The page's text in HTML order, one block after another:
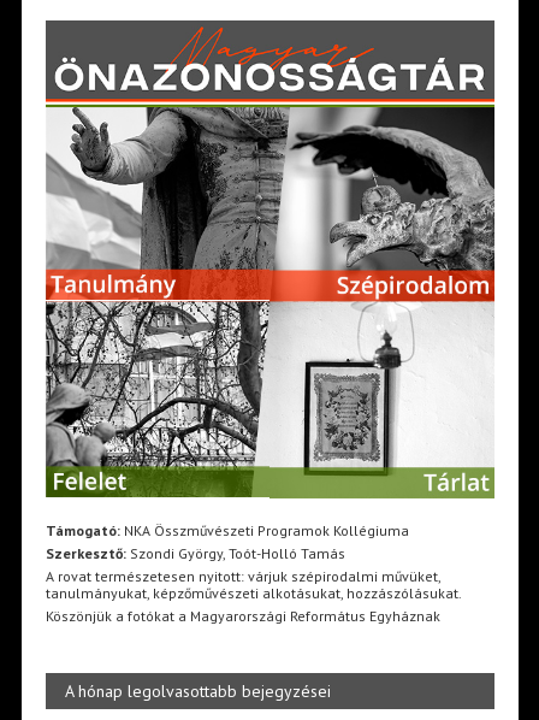
Támogató:NKA Összművészeti Programok Kollégiuma
Szerkesztő:Szondi György, Toót-Holló Tamás
A rovat természetesen nyitott: várjuk szépirodalmi művüket,
tanulmányukat, képzőművészeti alkotásukat, hozzászólásukat.
Köszönjük a fotókat a Magyarországi Református Egyháznak
A hónap legolvasottabb bejegyzései